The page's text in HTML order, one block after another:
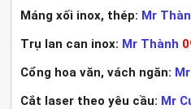
Máng xối inox, thép: Mr
Trụ lan can inox: Mr Thành
Cổng hoa văn, vách ngăn:
Cắt laser theo yêu cầu: Mr